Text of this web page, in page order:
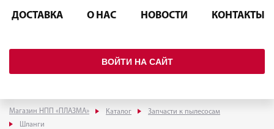
ДОСТАВКА О НАС НОВОСТИ КОНТАКТЫ
ВОЙТИ НА САЙТ
Магазин НПП «ПЛАЗМА» Каталог
Запчасти к пылесосам
Шланги